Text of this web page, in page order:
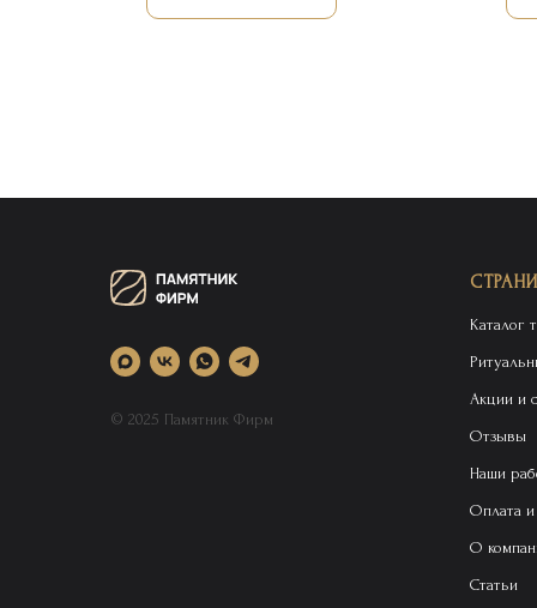
© 2025 Памятник Фирм
Каталог
Акции и
Отзывы
Наши
Оплата и
О
Статьи